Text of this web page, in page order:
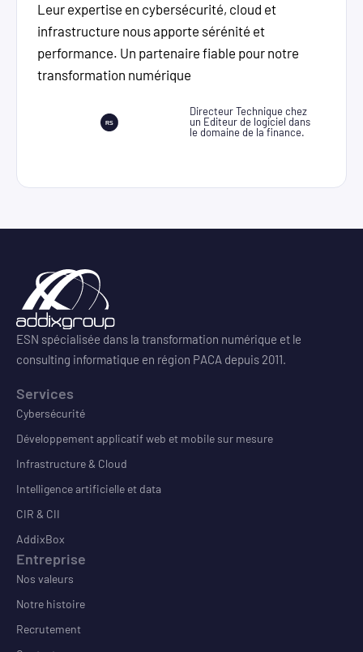
Leur expertise en cybersécurité, cloud et
infrastructure nous apporte sérénité et
performance. Un partenaire fiable pour notre
transformation numérique
Directeur Technique chez
un Editeur de logiciel dans
le domaine de la finance.
ESN spécialisée dans la transformation numérique et le
consulting informatique en région PACA depuis 2011.
Services
Cybersécurité
Développement applicatif web et mobile sur mesure
Infrastructure & Cloud
Intelligence artificielle et data
CIR & CII
AddixBox
Entreprise
Nos valeurs
Notre histoire
Recrutement